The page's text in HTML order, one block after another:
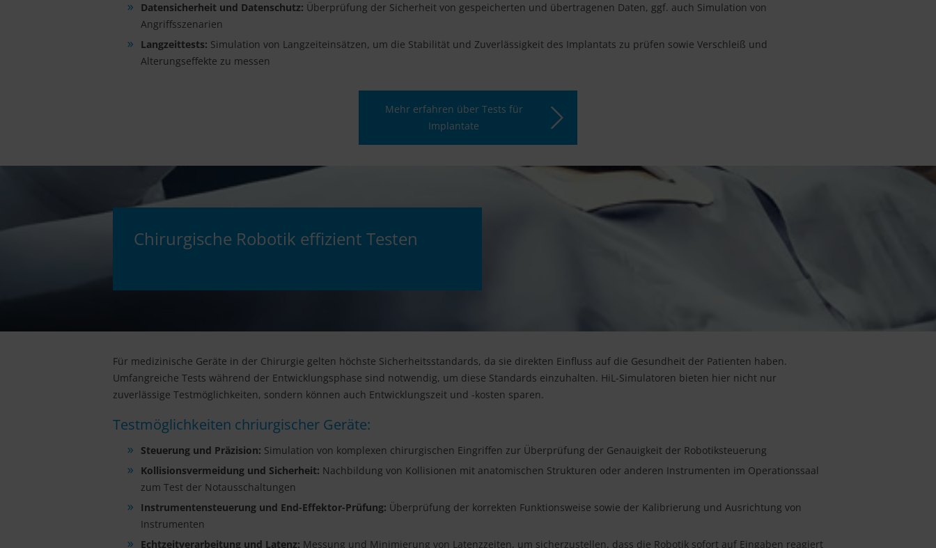
Datensicherheit und Datenschutz: Überprüfung der Sicherheit von gespeicherten und übertragenen Daten, ggf. auch Simulation von
Angriffsszenarien
Langzeittests: Simulation von Langzeiteinsätzen, um die Stabilität und Zuverlässigkeit des Implantats zu prüfen sowie Verschleiß und
Alterungseffekte zu messen
Mehr erfahren über Tests für
Implantate
Chirurgische Robotik effizient Testen
Für medizinische Geräte in der Chirurgie gelten höchste Sicherheitsstandards, da sie direkten Einfluss auf die Gesundheit der Patienten haben.
Umfangreiche Tests während der Entwicklungsphase sind notwendig, um diese Standards einzuhalten. HiL-Simulatoren bieten hier nicht nur
zuverlässige Testmöglichkeiten, sondern können auch Entwicklungszeit und -kosten sparen.
Testmöglichkeiten chriurgischer Geräte:
Steuerung und Präzision: Simulation von komplexen chirurgischen Eingriffen zur Überprüfung der Genauigkeit der Robotiksteuerung
Kollisionsvermeidung und Sicherheit: Nachbildung von Kollisionen mit anatomischen Strukturen oder anderen Instrumenten im Operationssaal
zum Test der Notausschaltungen
Instrumentensteuerung und End-Effektor-Prüfung: Überprüfung der korrekten Funktionsweise sowie der Kalibrierung und Ausrichtung von
Instrumenten
Echtzeitverarbeitung und Latenz: Messung und Minimierung von Latenzzeiten, um sicherzustellen, dass die Robotik sofort auf Eingaben reagiert